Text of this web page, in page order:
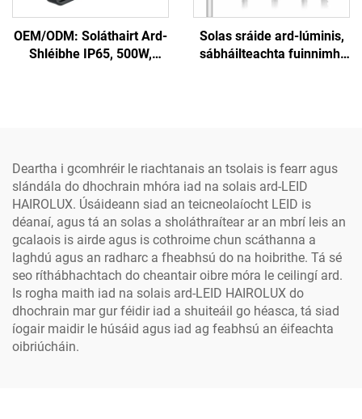
OEM/ODM: Soláthairt Ard-
Shléibhe IP65, 500W,
Thaisceanna
Solas sráide ard-lúminis,
sábháilteachta fuinnimh,
Deartha i gcomhréir le riachtanais an tsolais is fearr agus
slándála do dhochrain mhóra iad na solais ard-LEID
HAIROLUX. Úsáideann siad an teicneolaíocht LEID is
déanaí, agus tá an solas a sholáthraítear ar an mbrí leis an
gcalaois is airde agus is cothroime chun scáthanna a
laghdú agus an radharc a fheabhsú do na hoibrithe. Tá sé
seo ríthábhachtach do cheantair oibre móra le ceilingí ard.
Is rogha maith iad na solais ard-LEID HAIROLUX do
dhochrain mar gur féidir iad a shuiteáil go héasca, tá siad
íogair maidir le húsáid agus iad ag feabhsú an éifeachta
oibriúcháin.